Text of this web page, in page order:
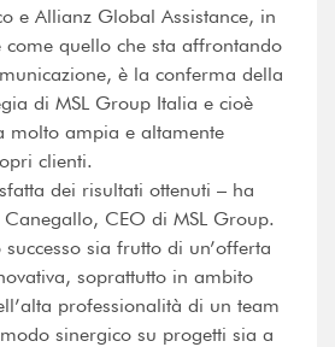
e Allianz Global Assistance, in
quello che sta affrontando
è la conferma della
di MSL Group Italia e cioè
molto ampia e altamente
clienti.
dei risultati ottenuti – ha
CEO di MSL Group.
successo sia frutto di un’offerta
soprattutto in ambito
professionalità di un team
sinergico su progetti sia a